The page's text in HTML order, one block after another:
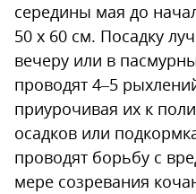
середины мая до
50 х 60 см. Посадку
вечеру или в
проводят 4–5
приурочивая их к
осадков или
проводят борьбу с
мере созревания